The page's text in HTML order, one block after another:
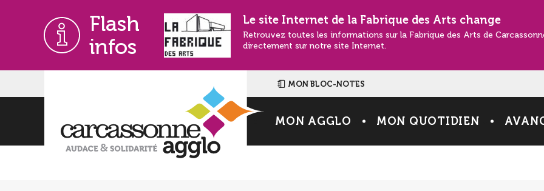
Flash
infos
Le site Internet de la Fabrique des Arts change
Retrouvez toutes les informations sur la Fabrique des Arts de
directement sur notre site Internet.
MON BLOC-NOTES
MON AGGLO MON QUOTIDIEN